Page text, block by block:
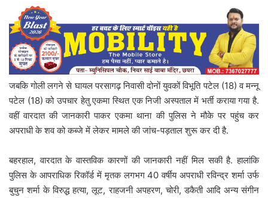
जबकि गोली लगने से घायल परसागढ़ निवासी दोनों युवकों विभूति पटेल (18) व मन्नू
पटेल (18) को उपचार हेतु एकमा स्थित एक निजी अस्पताल में भर्ती कराया गया है.
वहीं वारदात की जानकारी पाकर एकमा थाना की पुलिस ने मौके पर पहुंच कर
अपराधी के शव को कब्जे में लेकर मामले की जांच-पड़ताल शुरू कर दी है.
बहरहाल, वारदात के वास्तविक कारणों की जानकारी नहीं मिल सकी है. हालांकि
पुलिस के आपराधिक रिकॉर्ड में मृतक लगभग 40 वर्षीय अपराधी रविन्द्र शर्मा उर्फ
बुचुन शर्मा के विरुद्ध हत्या, लूट, राहजनी अपहरण, चोरी, डकैती आदि अन्य संगीन